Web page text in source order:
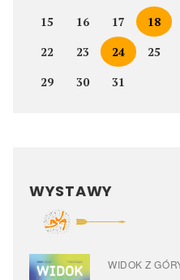
15
16 17 18
22
23 24 25
29
30 31
WYSTAWY
WIDOK Z